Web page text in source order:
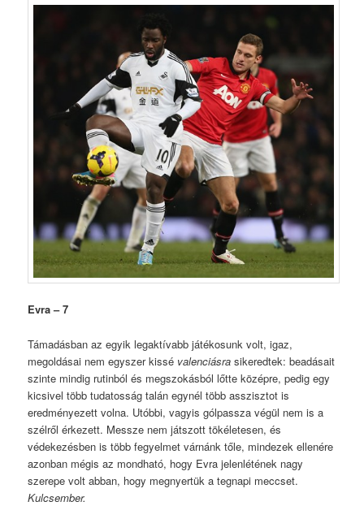
Evra – 7
Támadásban az egyik legaktívabb játékosunk volt, igaz,
megoldásai nem egyszer kissé valenciásra sikeredtek: beadásait
szinte mindig rutinból és megszokásból lőtte középre, pedig egy
kicsivel több tudatosság talán egynél több asszisztot is
eredményezett volna. Utóbbi, vagyis gólpassza végül nem is a
szélről érkezett. Messze nem játszott tökéletesen, és
védekezésben is több fegyelmet várnánk tőle, mindezek ellenére
azonban mégis az mondható, hogy Evra jelenlétének nagy
szerepe volt abban, hogy megnyertük a tegnapi meccset.
Kulcsember.